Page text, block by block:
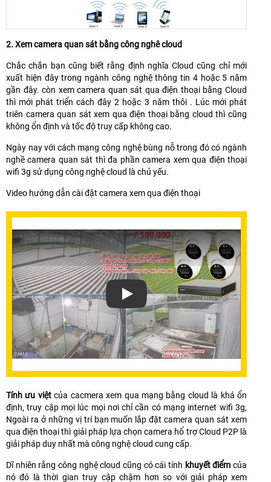
2. Xem camera quan sát bằng công nghê cloud
Chắc chắn bạn cũng biết rằng định nghĩa Cloud cũng chỉ mới
xuất hiện đây trong ngành công nghệ thông tin 4 hoặc 5 năm
gần đây. còn xem camera quan sát qua điện thoại bằng Cloud
thì mới phát triển cách đây 2 hoặc 3 năm thôi . Lúc mới phát
triên camera quan sát xem qua điện thoại bằng cloud thì cũng
không ổn định và tốc độ truy cấp không cao.
Ngày nay với cách mạng công nghệ bùng nỗ trong đó có ngành
nghề camera quan sát thì đa phần camera xem qua điện thoại
wifi 3g sử dụng công nghệ cloud là chủ yếu.
Video hướng dẫn cài đặt camera xem qua điện thoại
Xem video Lắp Camera Giám Sát Qua
Tính ưu việtcủa cacmera xem qua mạng bằng cloud là khá ổn
định, truy cập mọi lúc mọi nơi chỉ cần có mạng internet wifi 3g,
Ngoài ra ở những vị trí bạn muốn lắp đặt camera quan sát xem
qua điện thoại thì giải pháp lựa chọn camera hổ trợ Cloud P2P là
giải pháp duy nhất mà công nghệ cloud cung cấp.
Dĩ nhiên rằng công nghệ cloud cũng có cái tính khuyết điểmcủa
nó đó là thời gian truy cập chậm hơn so với giải pháp xem